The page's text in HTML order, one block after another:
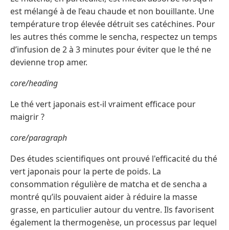
est mélangé à de l’eau chaude et non bouillante. Une
température trop élevée détruit ses catéchines. Pour
les autres thés comme le sencha, respectez un temps
d’infusion de 2 à 3 minutes pour éviter que le thé ne
devienne trop amer.
core/heading
Le thé vert japonais est-il vraiment efficace pour
maigrir ?
core/paragraph
Des études scientifiques ont prouvé l'efficacité du thé
vert japonais pour la perte de poids. La
consommation régulière de matcha et de sencha a
montré qu’ils pouvaient aider à réduire la masse
grasse, en particulier autour du ventre. Ils favorisent
également la thermogenèse, un processus par lequel